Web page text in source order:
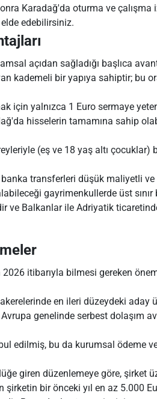
Karadağ'da oturma ve çalışma
edebilirsiniz.
açıdan sağladığı başlıca
kademeli bir yapıya sahiptir; bu
için yalnızca 1 Euro sermaye
hisselerin tamamına sahip
(eş ve 18 yaş altı çocuklar)
transferleri düşük maliyetli ve
gayrimenkullerde üst
ve Balkanlar ile Adriyatik
2026 itibarıyla bilmesi gereken
en ileri düzeydeki aday
genelinde serbest dolaşım
edilmiş, bu da kurumsal ödeme
giren düzenlemeye göre, şirket
bir önceki yıl en az 5.000